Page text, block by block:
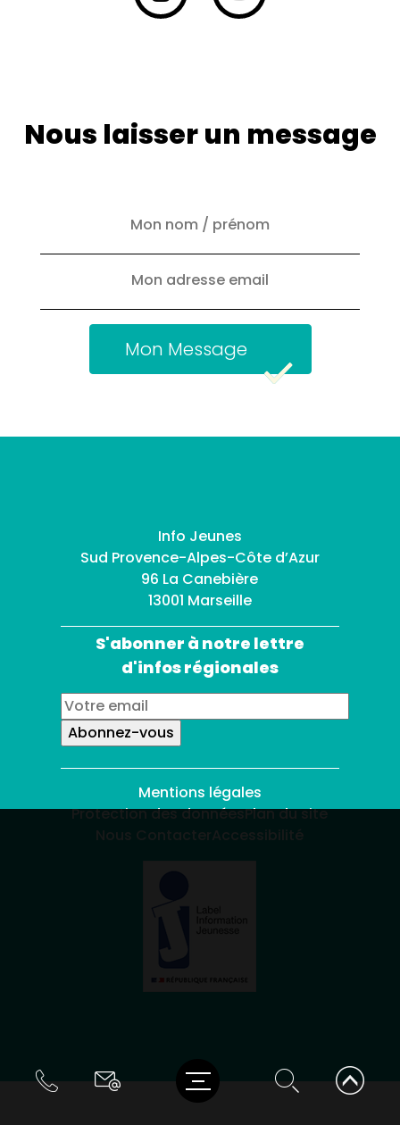
Nous laisser un message
Mon Message
Info Jeunes
Sud Provence-Alpes-Côte d’Azur
96 La Canebière
13001 Marseille
S'abonner à notre lettre
d'infos régionales
Mentions légales
Protection des donnéesPlan du site
Nous ContacterAccessibilité